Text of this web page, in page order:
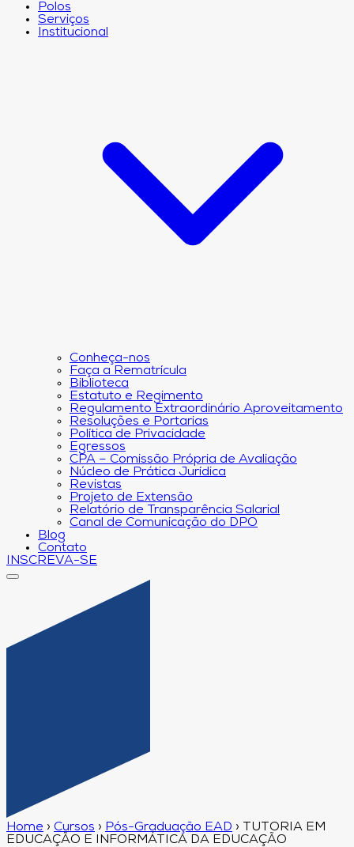
Polos
Serviços
Institucional
Conheça-nos
Faça a Rematrícula
Biblioteca
Estatuto e Regimento
Regulamento Extraordinário Aproveitamento
Resoluções e Portarias
Política de Privacidade
Egressos
CPA – Comissão Própria de Avaliação
Núcleo de Prática Jurídica
Revistas
Projeto de Extensão
Relatório de Transparência Salarial
Canal de Comunicação do DPO
Blog
Contato
INSCREVA-SE
Home › Cursos › Pós-Graduação EAD ›
TUTORIA EM
EDUCAÇÃO E INFORMÁTICA DA EDUCAÇÃO